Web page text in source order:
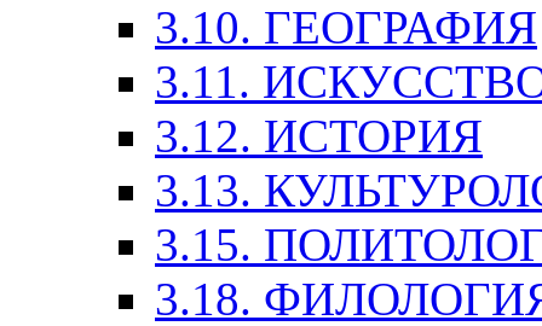
3.10. ГЕОГРАФИЯ
3.11.
3.12. ИСТОРИЯ
3.13.
3.15.
3.18.